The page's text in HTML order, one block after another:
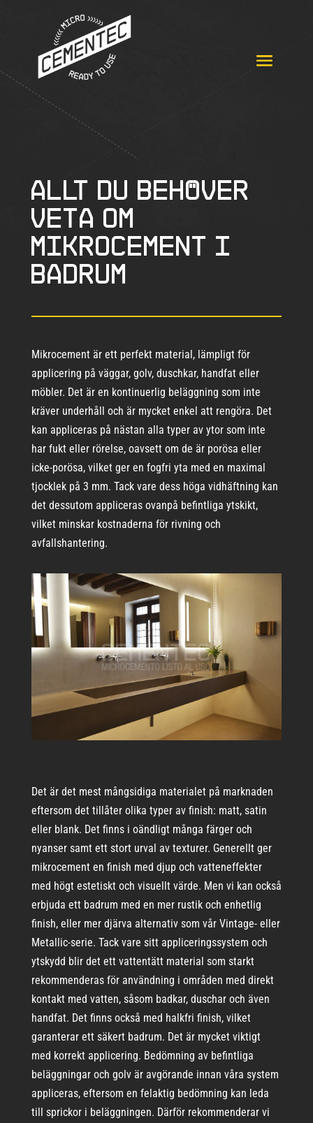
Allt du behöver
veta om
mikrocement i
badrum
Mikrocement är ett perfekt material, lämpligt för
applicering på väggar, golv, duschkar, handfat eller
möbler. Det är en kontinuerlig beläggning som inte
kräver underhåll och är mycket enkel att rengöra. Det
kan appliceras på nästan alla typer av ytor som inte
har fukt eller rörelse, oavsett om de är porösa eller
icke-porösa, vilket ger en fogfri yta med en maximal
tjocklek på 3 mm. Tack vare dess höga vidhäftning kan
det dessutom appliceras ovanpå befintliga ytskikt,
vilket minskar kostnaderna för rivning och
avfallshantering.
Det är det mest mångsidiga materialet på marknaden
eftersom det tillåter olika typer av finish: matt, satin
eller blank. Det finns i oändligt många färger och
nyanser samt ett stort urval av texturer. Generellt ger
mikrocement en finish med djup och vatteneffekter
med högt estetiskt och visuellt värde. Men vi kan också
erbjuda ett badrum med en mer rustik och enhetlig
finish, eller mer djärva alternativ som vår Vintage- eller
Metallic-serie. Tack vare sitt appliceringssystem och
ytskydd blir det ett vattentätt material som starkt
rekommenderas för användning i områden med direkt
kontakt med vatten, såsom badkar, duschar och även
handfat. Det finns också med halkfri finish, vilket
garanterar ett säkert badrum. Det är mycket viktigt
med korrekt applicering. Bedömning av befintliga
beläggningar och golv är avgörande innan våra system
appliceras, eftersom en felaktig bedömning kan leda
till sprickor i beläggningen. Därför rekommenderar vi